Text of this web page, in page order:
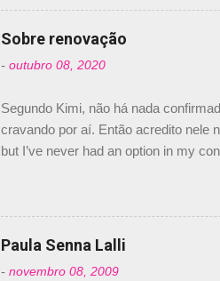
verdade, nós
Senna, não
Sobre renovação
- outubro 08, 2020
Segundo Kimi, não há nada
cravando por aí. Então acredito nele
but I’ve never had an option in my
falando sobre o fato do Iceman
@RGrosjean ! #EifelGP 🇩🇪 #F1
Paula Senna Lalli
- novembro 08, 2009